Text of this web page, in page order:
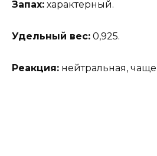
Запах: характерный.
Удельный вес: 0,925.
Реакция: нейтральная,